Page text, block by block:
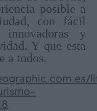
posible a
con fácil
innovadoras y
Y que esta
a todos.